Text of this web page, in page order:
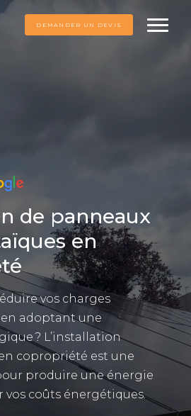
DEMANDER UN DEVIS
de panneaux
en
vos charges
adoptant une
? L’installation
copropriété est une
produire une énergie
vos coûts énergétiques.